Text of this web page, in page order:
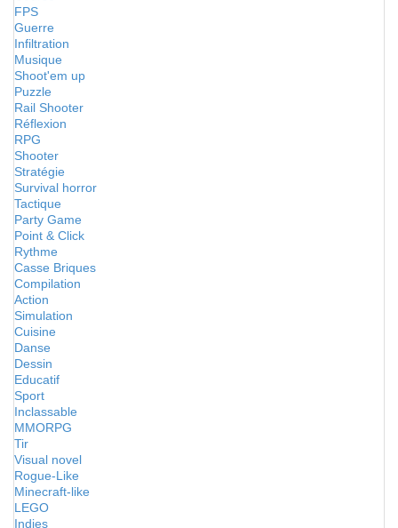
FPS
Guerre
Infiltration
Musique
Shoot'em up
Puzzle
Rail Shooter
Réflexion
RPG
Shooter
Stratégie
Survival horror
Tactique
Party Game
Point & Click
Rythme
Casse Briques
Compilation
Action
Simulation
Cuisine
Danse
Dessin
Educatif
Sport
Inclassable
MMORPG
Tir
Visual novel
Rogue-Like
Minecraft-like
LEGO
Indies